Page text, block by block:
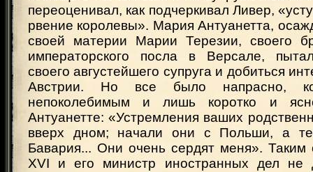
переоценивал, как подчеркивал Ливер,
рвение королевы». Мария Антуанетта,
своей материи Марии Терезии, своего
императорского посла в Версале,
своего августейшего супруга и добиться
Австрии. Но все было напрасно,
непоколебимым и лишь коротко и
Антуанетте: «Устремления ваших
вверх дном; начали они с Польши, а
Бавария... Они очень сердят меня». Таким
XVI и его министр иностранных дел не